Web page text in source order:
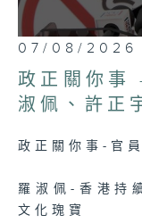
0
seconds
of
5
minutes,
7
07/08/2026
政正關你事
淑佩、許正
政正關你事-官
羅淑佩-香港持
文化瑰寶